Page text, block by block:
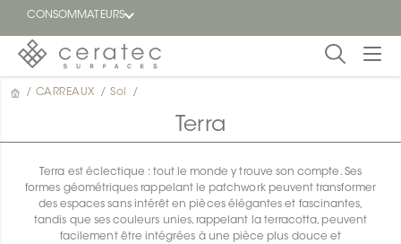
CONSOMMATEURS
En
Trouver
un
détaillant
/ CARREAUX / Sol /
Terra
Terra est éclectique : tout le monde y trouve son compte. Ses
formes géométriques rappelant le patchwork peuvent transformer
des espaces sans intérêt en pièces élégantes et fascinantes,
tandis que ses couleurs unies, rappelant la terracotta, peuvent
facilement être intégrées à une pièce plus douce et